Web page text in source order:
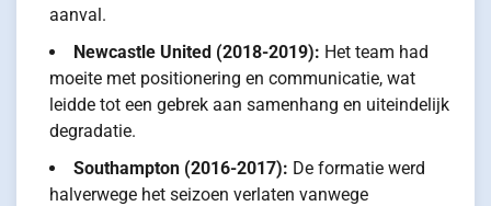
aanval.
Newcastle United (2018-2019): Het team had
moeite met positionering en communicatie, wat
leidde tot een gebrek aan samenhang en uiteindelijk
degradatie.
Southampton (2016-2017): De formatie werd
halverwege het seizoen verlaten vanwege